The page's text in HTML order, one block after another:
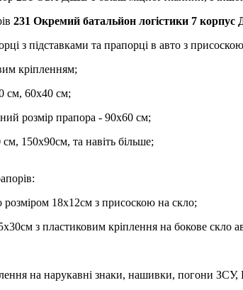
231 Окремий батальйон логістики 7
з підставками та прапорці в авто з
кріпленням;
см, 60х40 см;
розмір прапора - 90х60 см;
150х90см, та навіть більше;
розміром 18х12см з присоскою на скло;
з пластиковим кріплення на бокове скло
на нарукавні знаки, нашивки, погони ЗСУ,